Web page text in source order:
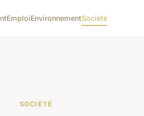
EmploiEnvironnementSociété
SOCIÉTÉ